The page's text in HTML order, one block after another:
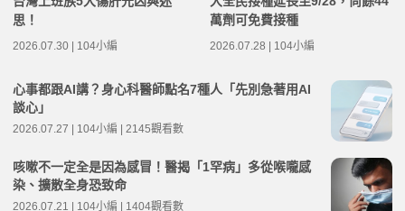
思！
2026.07.30 | 104小編
萬劑可免費接種
2026.07.28 | 104小編
心事都跟AI講？身心科醫師點名7種人「先別急著用AI
談心」
2026.07.27 | 104小編 | 2145觀看數
咳嗽不一定全是因為感冒！醫揭「1罕病」多從喉嚨感
染、擴散全身恐致命
2026.07.21 | 104小編 | 1404觀看數